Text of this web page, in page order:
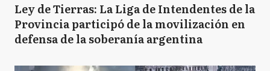
Ley de Tierras: La Liga de Intendentes de la
Provincia participó de la movilización en
defensa de la soberanía argentina